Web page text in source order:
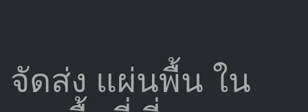
จัดส่ง แผ่นพื้น ใน